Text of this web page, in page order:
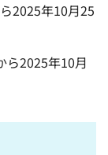
2025年10月25
ら2025年10月